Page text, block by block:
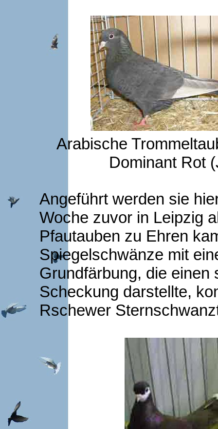
Arabische
Dominant Rot
Angeführt werden sie
Woche zuvor in Leipzig
Pfautauben zu Ehren
Spiegelschwänze mit
Grundfärbung, die
Scheckung darstellte,
Rschewer